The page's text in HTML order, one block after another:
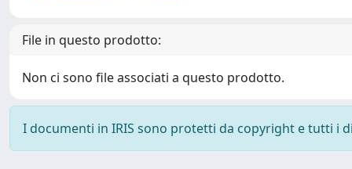
File in questo prodotto:
Non ci sono file associati a questo prodotto.
I documenti in IRIS sono protetti da copyright e tutti i